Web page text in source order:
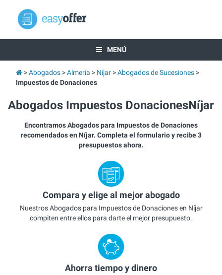
MENÚ
Abogados Almería Níjar
Abogados de Sucesiones
Impuestos de Donaciones
Abogados Impuestos DonacionesNíjar
Encontramos Abogados para Impuestos de Donaciones
recomendados en Níjar. Completa el formulario y recibe 3
presupuestos ahora.
Compara y elige al mejor abogado
Nuestros Abogados para Impuestos de Donaciones en Níjar
compiten entre ellos para darte el mejor presupuesto.
Ahorra tiempo y dinero